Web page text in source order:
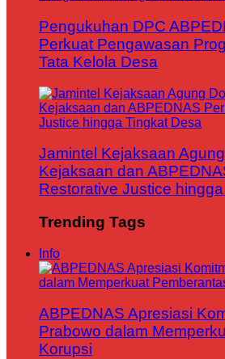
Pengukuhan DPC
Perkuat Pengawasan
Tata Kelola Desa
Jamintel Kejaksaan
Kejaksaan dan
Restorative Justice
Trending Tags
Info
ABPEDNAS Apresiasi
Prabowo dalam
Korupsi